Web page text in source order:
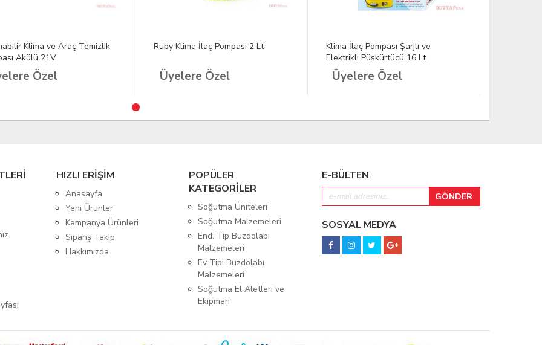
Klima ve Araç Temizlik
Akülü 21V
Özel
Ruby Klima İlaç Pompası 2 Lt
Üyelere Özel
Klima İlaç Pompası Şarjlı ve
Elektrikli Püskürtücü 16 Lt
Üyelere Özel
HIZLI ERİŞİM
Anasayfa
Yeni Ürünler
Kampanya Ürünleri
Sipariş Takip
Hakkımızda
POPÜLER
KATEGORİLER
Soğutma Üniteleri
Soğutma Malzemeleri
End. Tip Buzdolabı
Malzemeleri
Ev Tipi Buzdolabı
Malzemeleri
Soğutma El Aletleri ve
Ekipman
E-BÜLTEN
SOSYAL MEDYA